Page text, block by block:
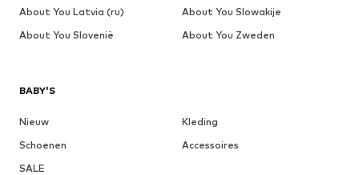
BABY'S
Nieuw
Kleding
Schoenen
Accessoires
SALE
About You Latvia (ru)
About You Slowakije
About You Slovenië
About You Zweden